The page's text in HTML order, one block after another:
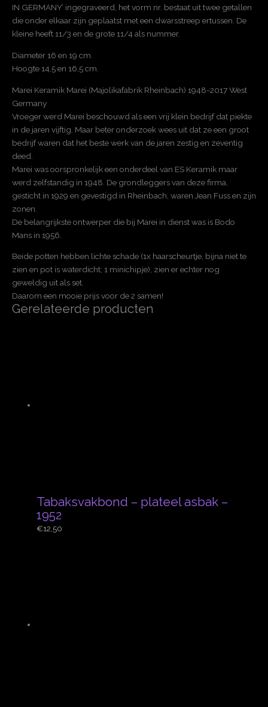
IN GERMANY’ ingegraveerd, het vorm nr. bestaat uit twee getallen
die onder elkaar zijn geplaatst met een dwarsstreep ertussen. De
kleine heeft 11/3 en de grote 11/4 als nummer.
Diameter 16 en 19 cm.
Hoogte 14,5 en 16,5 cm.
Marei Keramik Marei (Majolikafabrik Rheinbach) 1948-2017 West
Germany
Vroeger werd Marei beschouwd als een vrij klein bedrijf dat piekte
in de jaren vijftig. Maar beter onderzoek wees uit dat ze een groot
bedrijf waren dat het beste werk van de jaren zestig en zeventig
deed.
Marei was oorspronkelijk een onderdeel van ES Keramik maar
werd zelfstandig in 1948. De grondleggers van deze firma,
gesticht in 1929 en gevestigd in Rheinbach, waren Jean Fuss en zijn
zonen.
De belangrijkste ontwerper die bij Marei in dienst was is Bodo
Mans in 1956.
Beide potten hebben lichte schade (1x haarscheurtje, bijna niet te
zien en pot is waterdicht; 1 minichipje), zien er echter nog
geweldig uit als set.
Daarom een mooie prijs voor de 2 samen!
Gerelateerde producten
Tabaksvakbond – plateel asbak –
1952
€12,50